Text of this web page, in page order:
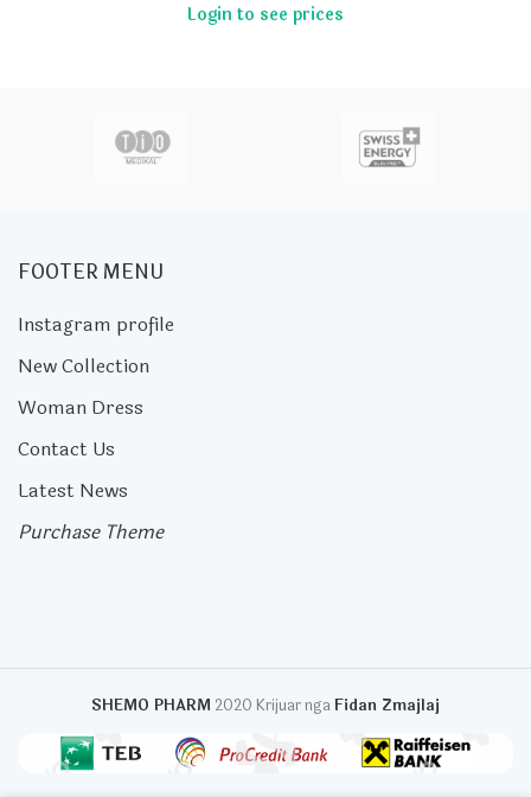
FOOTER MENU
Instagram profile
New Collection
Woman Dress
Contact Us
Latest News
Purchase Theme
SHEMO PHARM 2020 Krijuar ngaFidan Zmajlaj